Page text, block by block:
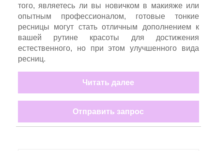
того, являетесь ли вы новичком в макияже или
опытным профессионалом, готовые тонкие
ресницы могут стать отличным дополнением к
вашей рутине красоты для достижения
естественного, но при этом улучшенного вида
ресниц.
Читать далее
Отправить запрос